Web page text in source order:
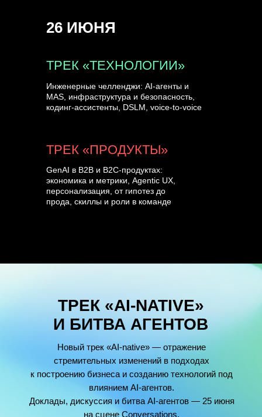
26 ИЮНЯ
ТРЕК «ПРОДУКТЫ»
GenAI в B2B и B2C-продуктах:
экономика и метрики, Agentic UX,
персонализация, от гипотез до
прода, скиллы и роли в команде
Инженерные челленджи: AI-агенты и
MAS, инфраструктура и безопасность,
кодинг-ассистенты, DSLM, voice-to-voice
ТРЕК «ТЕХНОЛОГИИ»